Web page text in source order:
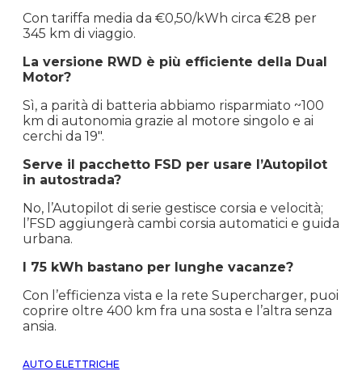
Con tariffa media da €0,50/kWh circa €28 per
345 km di viaggio.
La versione RWD è più efficiente della Dual
Motor?
Sì, a parità di batteria abbiamo risparmiato ~100
km di autonomia grazie al motore singolo e ai
cerchi da 19″.
Serve il pacchetto FSD per usare l’Autopilot
in autostrada?
No, l’Autopilot di serie gestisce corsia e velocità;
l’FSD aggiungerà cambi corsia automatici e guida
urbana.
I 75 kWh bastano per lunghe vacanze?
Con l’efficienza vista e la rete Supercharger, puoi
coprire oltre 400 km fra una sosta e l’altra senza
ansia.
AUTO ELETTRICHE